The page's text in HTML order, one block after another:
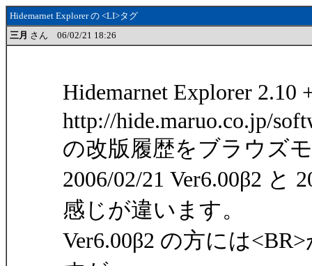
Hidemarnet Explorer の <LI>タグ
三月 さん 06/02/21 18:26
Hidemarnet Explorer
http://hide.maruo.co.jp/
の改版履歴をブラウズ
2006/02/21 Ver6.00β2 と
感じが違います。
Ver6.00β2 の方には